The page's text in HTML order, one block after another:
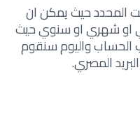
المحدد حيث يمكن ان
او شهري او سنوي حيث
الحساب واليوم سنقوم
المصري.